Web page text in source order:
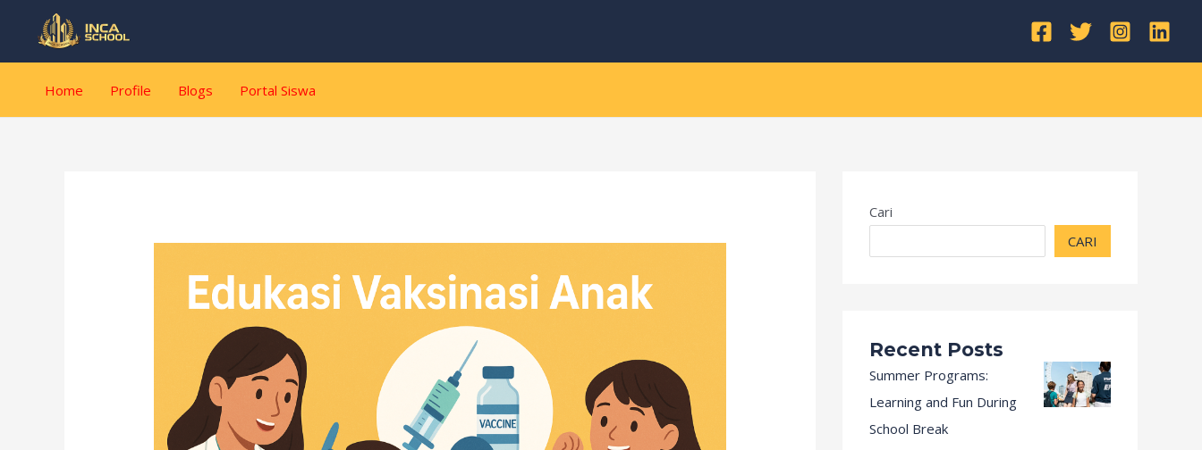
Home Profile Blogs Portal Siswa
navigation
Cari
CARI
Recent Posts
Summer Programs:
Learning and Fun During
School Break